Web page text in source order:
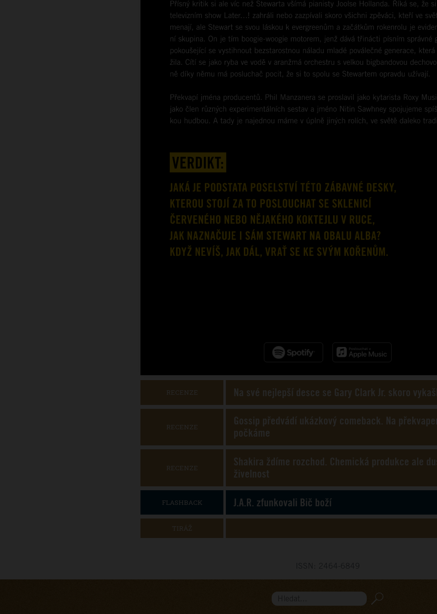
RECENZE Na své nejlepší desce se Gary Clark Jr. skoro
RECENZE
Gossip předvádí ukázkový comeback. Na
počkáme
RECENZE
Shakira ždíme rozchod. Chemická produkce ale
živelnost
FLASHBACK J.A.R. zfunkovali Bič boží
TIRÁŽ
Hledat...